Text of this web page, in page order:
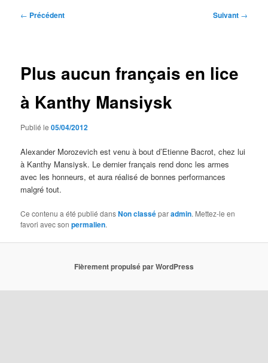
Navigation
← Précédent Suivant →
Plus aucun français en lice
à Kanthy Mansiysk
Publié le05/04/2012
Alexander Morozevich est venu à bout d’Etienne Bacrot, chez lui
à Kanthy Mansiysk. Le dernier français rend donc les armes
avec les honneurs, et aura réalisé de bonnes performances
malgré tout.
Ce contenu a été publié dansNon classéparadmin. Mettez-le en
favori avec sonpermalien.
Fièrement propulsé par WordPress